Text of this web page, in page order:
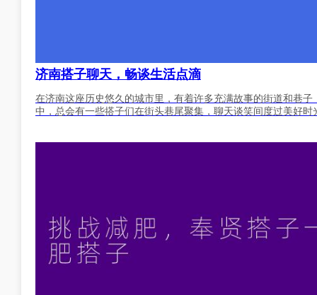
济南搭子聊天，畅谈生活点滴
在济南这座历史悠久的城市里，有着许多充满故事的街道和巷
中，总会有一些搭子们在街头巷尾聚集，聊天谈笑间度过美好时